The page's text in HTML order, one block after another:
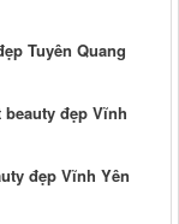
Tuyên Quang
đẹp Vĩnh
đẹp Vĩnh Yên